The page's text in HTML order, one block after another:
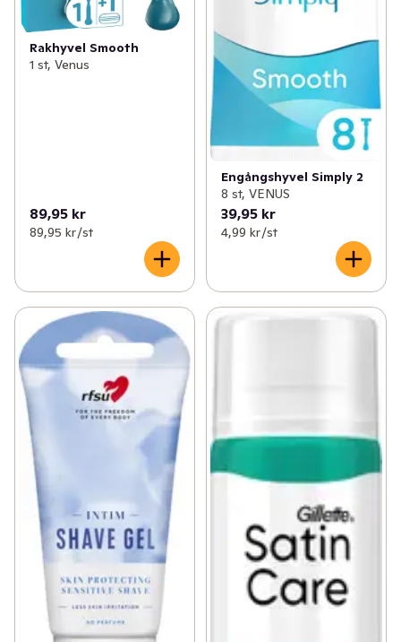
Rakhyvel Smooth
1 st, Venus
89,95 kr
89,95 kr /st
Engångshyvel Simply 2
8 st, VENUS
39,95 kr
4,99 kr /st